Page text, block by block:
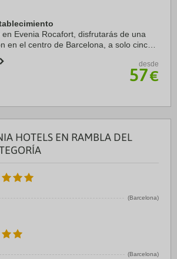
Evenia Rocafort, disfrutarás de una
en el centro de Barcelona, a solo cinco
este hotel se ...
desde
57€
HOTELS EN RAMBLA DEL
(Barcelona)
(Barcelona)